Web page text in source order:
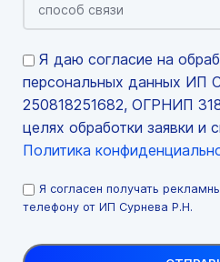
Я даю согласие на
персональных данных ИП
250818251682, ОГРНИП
целях обработки заявки и
Политика
Я согласен получать
телефону от ИП Сурнева Р.Н.